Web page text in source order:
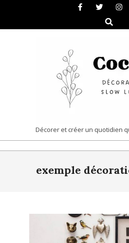
content
Search
COCON
|
DÉCORATION
LIVING
Décorer et créer un quotidien
exemple